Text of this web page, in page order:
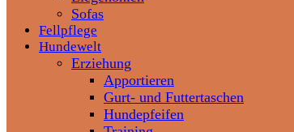
Sofas
Fellpflege
Hundewelt
Erziehung
Apportieren
Gurt- und Futtertaschen
Hundepfeifen